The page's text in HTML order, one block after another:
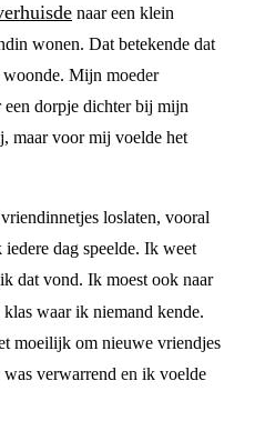
naar een klein
wonen. Dat betekende dat
Mijn moeder
een dorpje dichter bij mijn
maar voor mij voelde het
loslaten, vooral
dag speelde. Ik weet
dat vond. Ik moest ook naar
klas waar ik niemand kende.
moeilijk om nieuwe vriendjes
verwarrend en ik voelde